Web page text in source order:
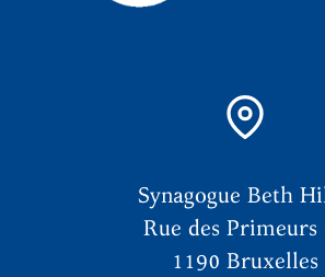
Synagogue Beth
Rue des Primeurs
1190 Bruxelles